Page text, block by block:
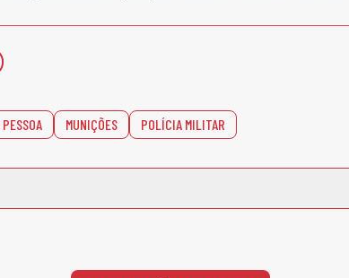
MUNIÇÕES POLÍCIA MILITAR